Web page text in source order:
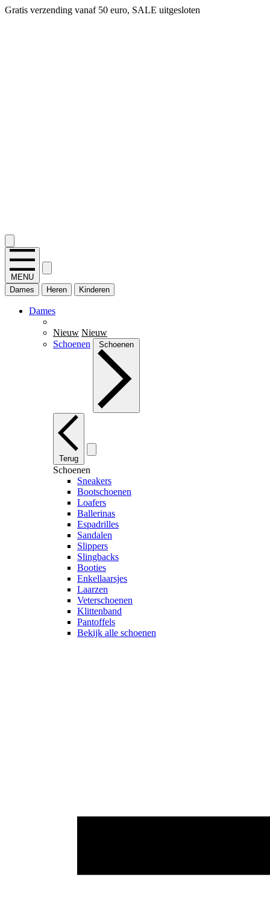
Gratis verzending vanaf 50 euro, SALE uitgesloten
MENU
Dames
Heren Kinderen
Dames
Nieuw Nieuw
Schoenen
Schoenen
Terug
Schoenen
Sneakers
Bootschoenen
Loafers
Ballerinas
Espadrilles
Sandalen
Slippers
Slingbacks
Booties
Enkellaarsjes
Laarzen
Veterschoenen
Klittenband
Pantoffels
Bekijk alle schoenen